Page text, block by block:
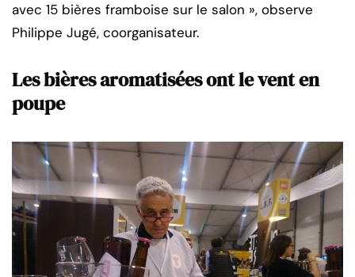
avec 15 bières framboise sur le salon », observe
Philippe Jugé, coorganisateur.
Les bières aromatisées ont le vent en
poupe